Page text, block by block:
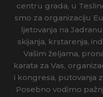
centru grada, u
smo za organizaciju
ljetovanja na
skijanja, krstarenja,
Vašim željama,
karata za Vas,
i kongresa, putovanja
Posebno vodimo